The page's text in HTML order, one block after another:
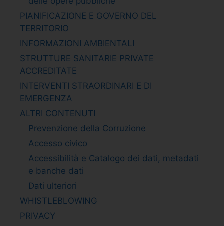
PIANIFICAZIONE E GOVERNO DEL
TERRITORIO
INFORMAZIONI AMBIENTALI
STRUTTURE SANITARIE PRIVATE
ACCREDITATE
INTERVENTI STRAORDINARI E DI
EMERGENZA
ALTRI CONTENUTI
Prevenzione della Corruzione
Accesso civico
Accessibilità e Catalogo dei dati, metadati
e banche dati
Dati ulteriori
WHISTLEBLOWING
PRIVACY